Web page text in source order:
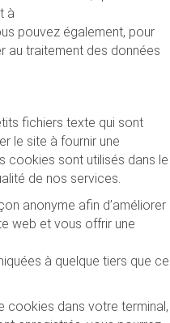
à
pouvez également, pour
au traitement des données
fichiers texte qui sont
le site à fournir une
cookies sont utilisés dans le
de nos services.
anonyme afin d’améliorer
web et vous offrir une
à quelque tiers que ce
cookies dans votre terminal,